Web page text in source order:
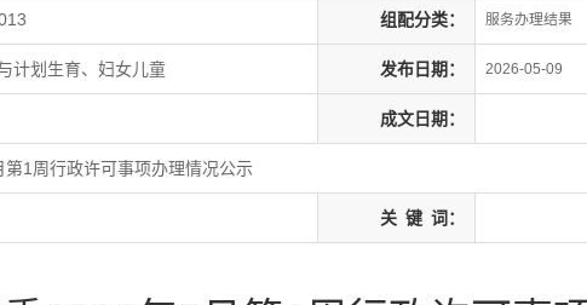
组配分类： 服务办理结果
计划生育、妇女儿童 发布日期： 2026-05-09
成文日期：
1周行政许可事项办理情况公示
关 键 词：